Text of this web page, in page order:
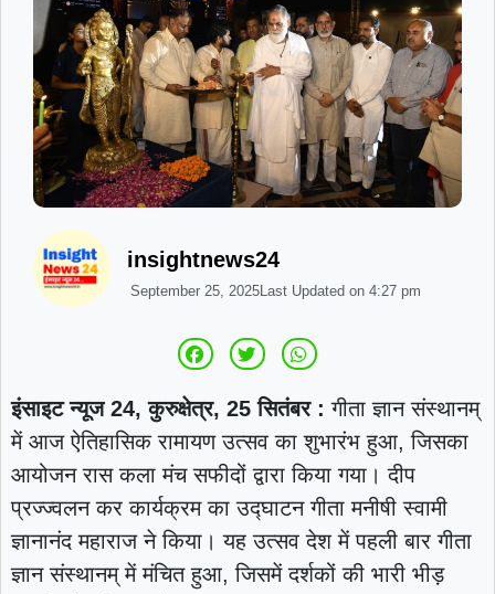
insightnews24
September 25, 2025Last Updated on 4:27 pm
इंसाइट न्यूज 24, कुरुक्षेत्र, 25 सितंबर : गीता ज्ञान संस्थानम्
में आज ऐतिहासिक रामायण उत्सव का शुभारंभ हुआ, जिसका
आयोजन रास कला मंच सफीदों द्वारा किया गया। दीप
प्रज्ज्वलन कर कार्यक्रम का उद्घाटन गीता मनीषी स्वामी
ज्ञानानंद महाराज ने किया। यह उत्सव देश में पहली बार गीता
ज्ञान संस्थानम् में मंचित हुआ, जिसमें दर्शकों की भारी भीड़